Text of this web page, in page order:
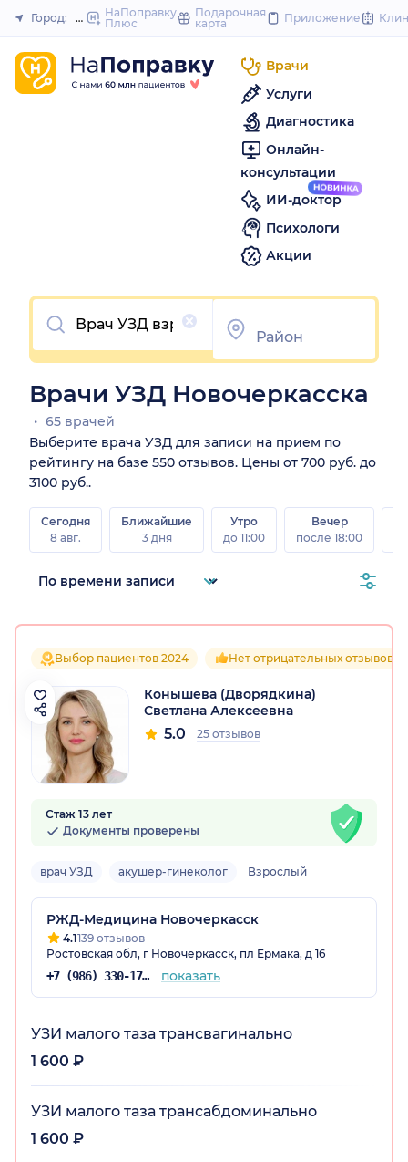
to
Закрыть
Город: Новочеркасск
НаПоправку
Плюс
Подарочная
карта
Приложение
Врачи
Услуги
Диагностика
Онлайн-
консультации
ИИ-доктор
Психологи
Акции
Очистить
Врачи УЗД Новочеркасска
65 врачей
Выберите врача УЗД для записи на прием по
рейтингу на базе 550 отзывов. Цены от 700 руб. до
3100 руб..
Сегодня
8 авг.
Ближайшие
3 дня
Утро
до 11:00
Вечер
после 18:00
Выбор пациентов 2024 Нет отрицательных отзывов
Конышева (Дворядкина)
Светлана Алексеевна
5.0 25 отзывов
Стаж 13 лет
Документы проверены
врач УЗД акушер-гинеколог Взрослый
РЖД-Медицина Новочеркасск
4.1139 отзывов
Ростовская обл, г Новочеркасск, пл Ермака, д 16
+7 (986) 330-17-96 показать
УЗИ малого таза трансвагинально
1 600 ₽
УЗИ малого таза трансабдоминально
1 600 ₽